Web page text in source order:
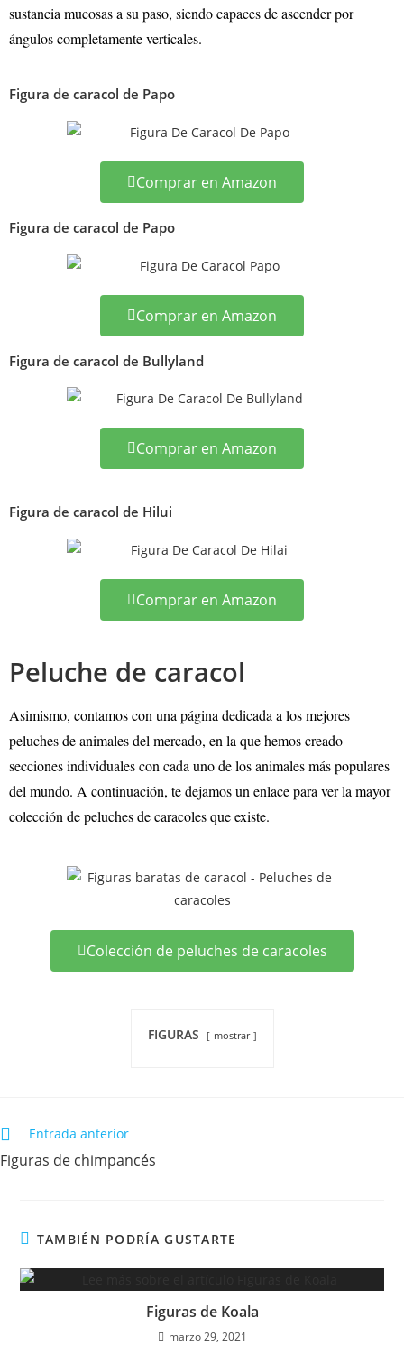
sustancia mucosas a su paso, siendo capaces de ascender por
ángulos completamente verticales.
Figura de caracol de Papo
Comprar en Amazon
Figura de caracol de Papo
Comprar en Amazon
Figura de caracol de Bullyland
Comprar en Amazon
Figura de caracol de Hilui
Comprar en Amazon
Peluche de caracol
Asimismo, contamos con una página dedicada a los mejores
peluches de animales del mercado, en la que hemos creado
secciones individuales con cada uno de los animales más populares
del mundo. A continuación, te dejamos un enlace para ver la mayor
colección de peluches de caracoles que existe.
Colección de peluches de caracoles
FIGURAS mostrar
Entrada anterior
Figuras de chimpancés
TAMBIÉN PODRÍA GUSTARTE
Figuras de Koala
marzo 29, 2021